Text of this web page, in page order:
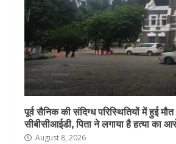
पूर्व सैनिक की संदिग्ध परिस्थितियों में हुई
सीबीसीआईडी, पिता ने लगाया है हत्या का
August 8, 2026